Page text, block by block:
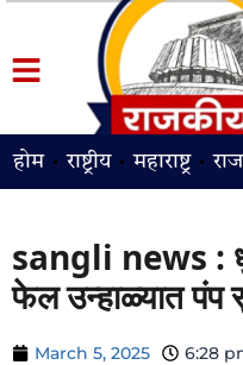
होम राष्ट्रीय महाराष्ट्र
sangli news :
फेल उन्हाळ्यात पंप
March 5, 2025 6:28